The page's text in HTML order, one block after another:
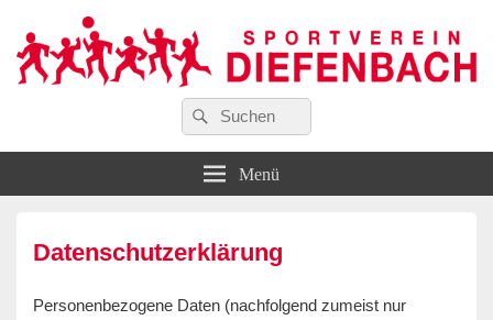
Sportverein Diefenbach e. V.
Suchen
nach:
Suchen
Menü
Datenschutzerklärung
Personenbezogene Daten (nachfolgend zumeist nur